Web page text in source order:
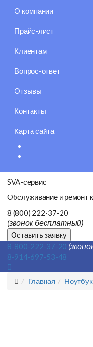
О компании
Прайс-лист
Клиентам
Вопрос-ответ
Отзывы
Контакты
Карта сайта
SVA-сервис
Обслуживание и ремонт
8 (800) 222-37-20
(звонок бесплатный)
Оставить заявку
8-800-222-37-20
8-914-697-53-48
Главная